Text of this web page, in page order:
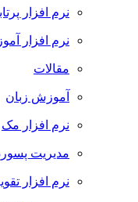
نرم افزار
نرم افزار
مقالات
آموزش زبان
نرم افزار مک
مدیریت
نرم افزار